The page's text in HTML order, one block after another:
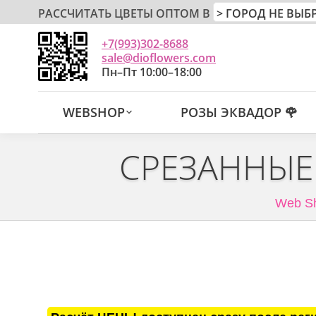
РАССЧИТАТЬ ЦВЕТЫ ОПТОМ В
+7(993)302-8688
sale@dioflowers.com
Пн–Пт 10:00–18:00
WEBSHOP РОЗЫ ЭКВАДОР 🌹
Web